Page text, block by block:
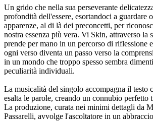
Un grido che nella sua perseverante
profondità dell'essere, esortandoci a guardare
apparenze, al di là dei preconcetti, per
nostra essenza più vera. Vi Skin, attraverso la
prende per mano in un percorso di riflessione
ogni verso diventa un passo verso la
in un mondo che troppo spesso sembra
peculiarità individuali.
La musicalità del singolo accompagna il testo
esalta le parole, creando un connubio perfetto
La produzione, curata nei minimi dettagli da
Passarelli, avvolge l'ascoltatore in un